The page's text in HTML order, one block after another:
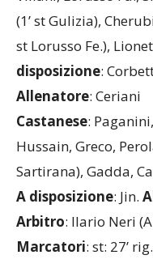
Villani, Lorusso Fa.,
(1’ st Gulizia),
st Lorusso Fe.),
disposizione
:
Hussain, Greco,
Sartirana), Gadda,
A disposizione
: Jin.
: Ilario Neri
: st: 27’